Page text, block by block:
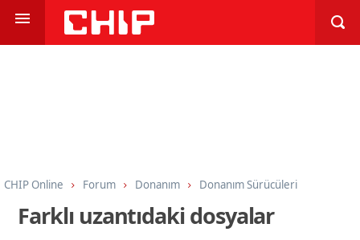
CHIP Online Forum Donanım Donanım Sürücüleri
Farklı uzantıdaki dosyalar